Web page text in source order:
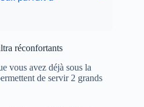
réconfortants
vous avez déjà sous la
de servir 2 grands